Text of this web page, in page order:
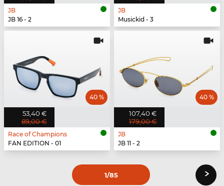
JB
JB 16 - 2
JB
Musickid - 3
53,40 €
89,00 €
40 %
Race of Champions
FAN EDITION - 01
107,40 €
179,00 €
40 %
JB
JB 11 - 2
1/85 ›